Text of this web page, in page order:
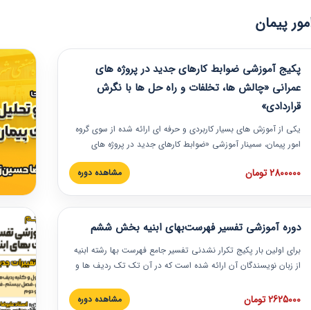
پیمان
پکیج آموزشی ضوابط کارهای جدید در پروژه های
عمرانی «چالش ها، تخلفات و راه حل ها با نگرش
قراردادی»
یکی از آموزش‏‏‏‏‏‏ های بسیار کاربردی و حرفه‏ ای ارائه شده از سوی گروه
امور پیمان، سمینار آموزشی «ضوابط کارهای جدید در پروژه های
عمرانی» چالش ها، تخلفات و راه حل ها با نگرش قراردادی است که
در محل سندیکای شرکت های ساختمانی کشور ارائه شد. در این
به همراه تجربیات عملی ارائه شده است.
2800000 تومان مشاهده دوره
دوره آموزشی تفسیر فهرست‌بهای ابنیه بخش ششم
برای اولین بار پکیج تکرار نشدنی تفسیر جامع فهرست بها رشته ابنیه
از زبان نویسندگان آن ارائه شده است که در آن تک تک ردیف ها و
تصویری بوده و به همراه تصاویر عملیات اجرایی مرتبط با ردیف های
2625000 تومان مشاهده دوره